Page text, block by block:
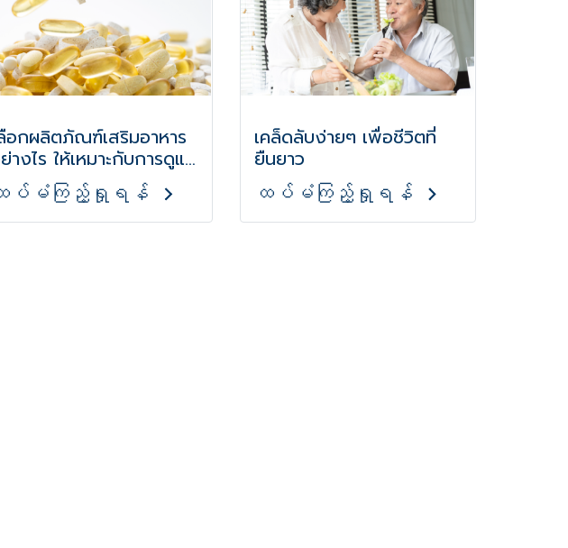
อกผลิตภัณฑ์เสริมอาหาร
างไร ให้เหมาะกับการดูแล
สุขภาพของคุณ?
ပ်မံကြည့်ရှုရန်
เคล็ดลับง่ายๆ เพื่อชีวิตที่
ยืนยาว
ထပ်မံကြည့်ရှုရန်